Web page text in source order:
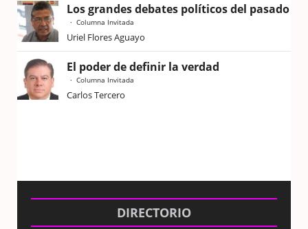
Los grandes debates políticos del pasado
Columna Invitada
Uriel Flores Aguayo
El poder de definir la verdad
Columna Invitada
Carlos Tercero
DIRECTORIO